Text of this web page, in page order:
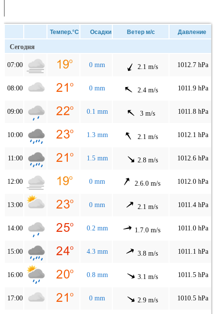
Темпер.°C Осадки Ветер м/с Давление
Сегодня
07:00 0 mm 2.1 m/s 1012.7 hPa
08:00 0 mm 2.4 m/s 1011.9 hPa
09:00 0.1 mm 3 m/s 1011.8 hPa
10:00 1.3 mm 2.1 m/s 1012.1 hPa
11:00 1.5 mm 2.8 m/s 1012.6 hPa
12:00 0 mm 2.6.0 m/s 1012.0 hPa
13:00 0 mm 2.1 m/s 1011.4 hPa
14:00 0.2 mm 1.7.0 m/s 1011.0 hPa
15:00 4.3 mm 3.8 m/s 1011.1 hPa
16:00 0.8 mm 3.1 m/s 1011.5 hPa
17:00 0 mm 2.9 m/s 1010.5 hPa